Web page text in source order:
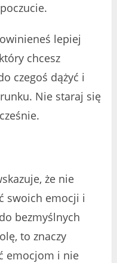
lepiej
chcesz
czegoś dążyć i
Nie staraj się
że nie
swoich emocji i
bezmyślnych
to znaczy
emocjom i nie